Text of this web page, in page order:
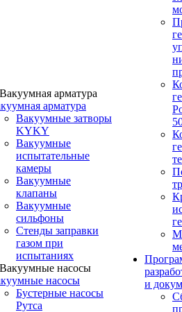
арматура
Вакуумные затворы
KYKY
Вакуумные
испытательные
камеры
Вакуумные
клапаны
Вакуумные
сильфоны
Стенды заправки
газом при
испытаниях
насосы
Бустерные насосы
Рутса
и